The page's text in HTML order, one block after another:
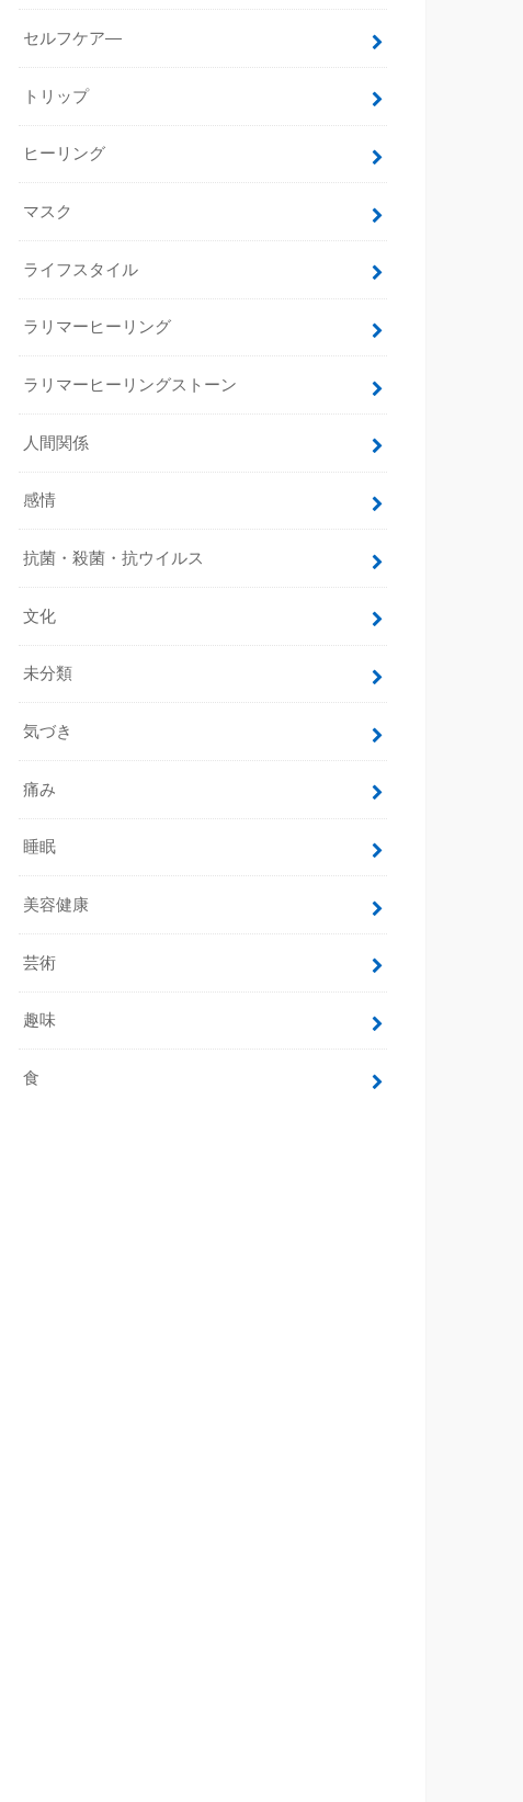
セルフケア―
トリップ
ヒーリング
マスク
ライフスタイル
ラリマーヒーリング
ラリマーヒーリングストーン
人間関係
感情
抗菌・殺菌・抗ウイルス
文化
未分類
気づき
痛み
睡眠
美容健康
芸術
趣味
食